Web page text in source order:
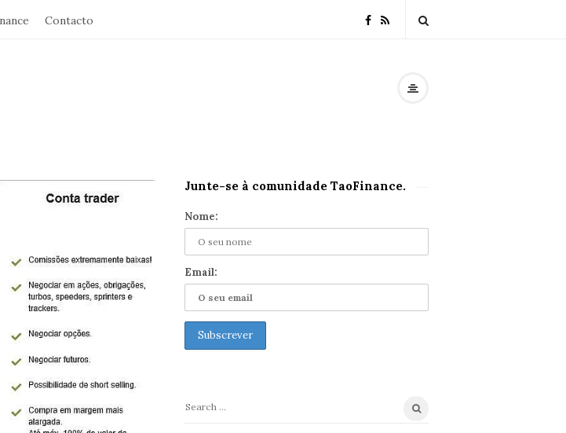
Contacto
S
i
t
e
S
d
r
Junte-se à comunidade TaoFinance.
Nome:
Email:
S